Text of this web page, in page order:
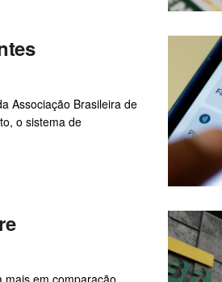
Associação Brasileira de
o sistema de
mais em comparação